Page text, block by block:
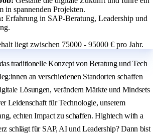
in spannenden Projekten.
Erfahrung in SAP-Beratung, Leadership und
liegt zwischen 75000 - 95000 € pro Jahr.
traditionelle Konzept von Beratung und Tech
an verschiedenen Standorten schaffen
Lösungen, verändern Märkte und Mindsets
Leidenschaft für Technologie, unserem
echten Impact zu schaffen. Hightech with a
schlägt für SAP, AI und Leadership? Dann bist